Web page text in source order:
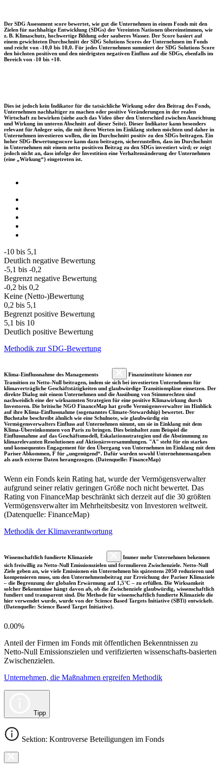
Der SDG Assessment score bewertet, wie gut die Unternehmen in einem Fonds mit den
Zielen für nachhaltige Entwicklung (SDGs) der Vereinten Nationen übereinstimmen, wie
z. B. Klimaschutz, hochwertige Bildung oder sauberes Wasser. Der Score basiert auf
einem gewichteten Durchschnitt der SDG Solutions Scores der Unternehmen im Fonds
und reicht von -10,0 bis 10,0. Für jedes Unternehmen summiert der SDG Solutions Score
den höchsten positiven und den niedrigsten negativen Einfluss auf die SDGs, ebenfalls im
Bereich von -10 bis +10.
Dies ist jedoch kein Indikator für die tatsächliche Wirkung oder den Beitrag des Fonds,
Unternehmen nachhaltiger zu machen oder positive Veränderungen in der realen
Wirtschaft zu bewirken (siehe auch das Video über den Unterschied zwischen Ausrichtung
und Wirkung im unteren Abschnitt auf dieser Seite). Dieser Indikator kann besonders
relevant für Anleger sein, die mit ihren Werten im Einklang stehen möchten und daher in
Unternehmen investieren wollen, die im Durchschnitt positiv zu den SDGs beitragen. Ein
hoher SDG-Bewertungsscore kann dazu beitragen, sicherzustellen, dass im Durchschnitt
in Unternehmen mit einem netto positiven Beitrag zu den SDGs investiert wird; er zeigt
jedoch nicht an, dass infolge der Investition eine Verhaltensänderung der Unternehmen
(eine „Wirkung“) eingetreten ist.
-10 bis 5,1
Deutlich negative Bewertung
-5,1 bis -0,2
Begrenzt negative Bewertung
-0,2 bis 0,2
Keine (Netto-)Bewertung
0,2 bis 5,1
Begrenzt positive Bewertung
5,1 bis 10
Deutlich positive Bewertung
Methodik zur SDG-Bewertung
Klima-Einflussnahme des Managements
Finanzinstitute können zur
Transition zu Netto-Null beitragen, indem sie sich bei investierten Unternehmen für
klimaverträgliche Geschäftstätigkeiten und glaubwürdige Transitionspläne einsetzen. Der
direkte Dialog mit einem Unternehmen und die Ausübung von Stimmrechten sind
nachweislich eine der wirksamsten Strategien für eine positive Klimawirkung durch
Investoren. Die britische NGO FinanceMap hat große Vermögensverwalter im Hinblick
auf ihre Klima-Einflussnahme (sogenanntes Climate-Stewardship) bewertet. Der
Buchstabe beschreibt ähnlich wie eine Schulnote, wie glaubwürdig ein
Vermögensverwalters Einfluss auf Unternehmen nimmt, um sie in Einklang mit dem
Klima-Übereinkommen von Paris zu bringen. Dies beinhaltet zum Beispiel die
Einflussnahme auf das Geschäftsmodell, Eskalationsstrategien und die Abstimmung zu
klimarelevanten Resolutionen auf Aktionärsversammlungen. "A" steht für ein starkes
und konsequentes Engagement für den Übergang von Unternehmen im Einklang mit dem
Pariser Abkommen, F für „ungenügend“. Dafür wurden sowohl Unternehmensangaben
als auch externe Daten herangezogen. (Datenquelle: FinanceMap)
Wenn ein Fonds kein Rating hat, wurde der Vermögensverwalter
aufgrund seiner relativ geringen Größe noch nicht bewertet. Das
Rating von FinanceMap beschränkt sich derzeit auf die 30 größten
Vermögensverwalter im Mehrheitsbesitz von Investoren weltweit.
(Datenquelle: FinanceMap)
Methodik der Klimaverantwortung
Wissenschaftlich fundierte Klimaziele
Immer mehr Unternehmen bekennen
sich freiwillig zu Netto-Null Emissionszielen und formulieren Zwischenziele. Netto-Null
Ziele geben an, wie viele Emissionen ein Unternehmen bis spätestens 2050 reduzieren und
kompensieren muss, um den Unternehmensbeitrag zur Erreichung der Pariser Klimaziele
– die Begrenzung der globalen Erwärmung auf 1,5°C – zu erfüllen. Die Wirksamkeit
solcher Bekenntnisse hängt davon ab, ob die Zwischenziele glaubwürdig, wissenschaftlich
fundiert und transparent sind. Die Methode für wissenschaftlich fundierte Klimaziele die
hier verwendet wurde, wurde von der Science Based Targets Initiative (SBTi) entwickelt.
(Datenquelle: Science Based Target Initiative).
0.00%
Anteil der Firmen im Fonds mit öffentlichen Bekenntnissen zu
Netto-Null Emissionszielen und verifizierten wissenschafts-basierten
Zwischenzielen.
Unternehmen, die Maßnahmen ergreifen Methodik
Tipp
Sektion: Kontroverse Beteiligungen im Fonds